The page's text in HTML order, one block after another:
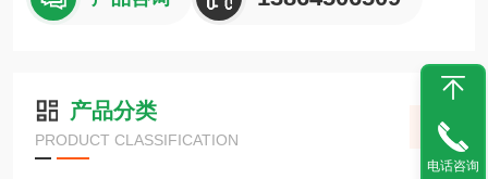
产品分类
PRODUCT CLASSIFICATION
电话咨询